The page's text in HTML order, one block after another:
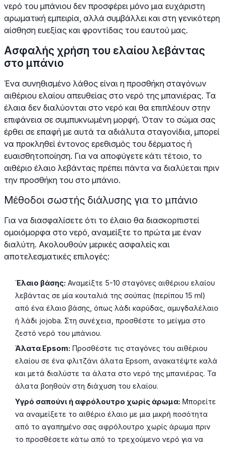
νερό του μπάνιου δεν προσφέρει μόνο μια ευχάριστη
αρωματική εμπειρία, αλλά συμβάλλει και στη γενικότερη
αίσθηση ευεξίας και φροντίδας του εαυτού μας.
Ασφαλής χρήση του ελαίου λεβάντας
στο μπάνιο
Ένα συνηθισμένο λάθος είναι η προσθήκη σταγόνων
αιθέριου ελαίου απευθείας στο νερό της μπανιέρας. Τα
έλαια δεν διαλύονται στο νερό και θα επιπλέουν στην
επιφάνεια σε συμπυκνωμένη μορφή. Όταν το σώμα σας
έρθει σε επαφή με αυτά τα αδιάλυτα σταγονίδια, μπορεί
να προκληθεί έντονος ερεθισμός του δέρματος ή
ευαισθητοποίηση. Για να αποφύγετε κάτι τέτοιο, το
αιθέριο έλαιο λεβάντας πρέπει πάντα να διαλύεται πριν
την προσθήκη του στο μπάνιο.
Μέθοδοι σωστής διάλυσης για το μπάνιο
Για να διασφαλίσετε ότι το έλαιο θα διασκορπιστεί
ομοιόμορφα στο νερό, αναμείξτε το πρώτα με έναν
διαλύτη. Ακολουθούν μερικές ασφαλείς και
αποτελεσματικές επιλογές:
Έλαιο βάσης: Αναμείξτε 5-10 σταγόνες αιθέριου ελαίου
λεβάντας σε μία κουταλιά της σούπας (περίπου 15 ml)
από ένα έλαιο βάσης, όπως λάδι καρύδας, αμυγδαλέλαιο
ή λάδι jojoba. Στη συνέχεια, προσθέστε το μείγμα στο
ζεστό νερό του μπάνιου.
Άλατα Epsom: Προσθέστε τις σταγόνες του αιθέριου
ελαίου σε ένα φλιτζάνι άλατα Epsom, ανακατέψτε καλά
και μετά διαλύστε τα άλατα στο νερό της μπανιέρας. Τα
άλατα βοηθούν στη διάχυση του ελαίου.
Υγρό σαπούνι ή αφρόλουτρο χωρίς άρωμα: Μπορείτε
να αναμείξετε το αιθέριο έλαιο με μια μικρή ποσότητα
από το αγαπημένο σας αφρόλουτρο χωρίς άρωμα πριν
το προσθέσετε κάτω από το τρεχούμενο νερό για να